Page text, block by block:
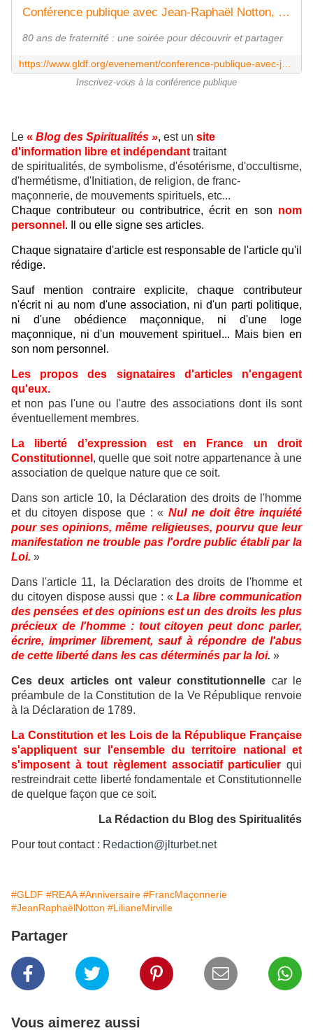
Conférence publique avec Jean-Raphaël Notton, Grand Maître de la GLDF et Liliane Mirville Grande Maîtresse de la GLFF, le 06/11/25 à Paris - Grande loge de France
80 ans de fraternité : une soirée pour découvrir et partager
Inscrivez-vous à la conférence publique
Le « Blog des Spiritualités », est un site
d'information libre et indépendant traitant
de spiritualités, de symbolisme, d'ésotérisme, d'occultisme,
d'hermétisme, d'Initiation, de religion, de franc-
maçonnerie, de mouvements spirituels, etc...
Chaque contributeur ou contributrice, écrit en son nom
personnel . Il ou elle signe ses articles.
Chaque signataire d'article est responsable de l'article qu'il
rédige.
Sauf mention contraire explicite, chaque contributeur
n'écrit ni au nom d'une association, ni d'un parti politique,
ni d'une obédience maçonnique, ni d'une loge
maçonnique, ni d'un mouvement spirituel... Mais bien en
son nom personnel.
Les propos des signataires d'articles n'engagent
qu'eux.
et non pas l'une ou l'autre des associations dont ils sont
éventuellement membres.
La liberté d’expression est en France un droit
Constitutionnel , quelle que soit notre appartenance à une
association de quelque nature que ce soit.
Dans son article 10, la Déclaration des droits de l'homme
et du citoyen dispose que : «Nul ne doit être inquiété
pour ses opinions, même religieuses, pourvu que leur
manifestation ne trouble pas l'ordre public établi par la
Loi. »
Dans l'article 11, la Déclaration des droits de l'homme et
du citoyen dispose aussi que : «La libre communication
des pensées et des opinions est un des droits les plus
précieux de l'homme : tout citoyen peut donc parler,
écrire, imprimer librement, sauf à répondre de l'abus
de cette liberté dans les cas déterminés par la loi. »
Ces deux articles ont valeur constitutionnelle car le
préambule de la Constitution de la Ve République renvoie
à la Déclaration de 1789.
La Constitution et les Lois de la République Française
s'appliquent sur l'ensemble du territoire national et
s'imposent à tout règlement associatif particulier qui
restreindrait cette liberté fondamentale et Constitutionnelle
de quelque façon que ce soit.
La Rédaction du Blog des Spiritualités
Pour tout contact : Redaction@jlturbet.net
#GLDF #REAA #Anniversaire #FrancMaçonnerie
#JeanRaphaëlNotton #LilianeMirville
Partager
Vous aimerez aussi